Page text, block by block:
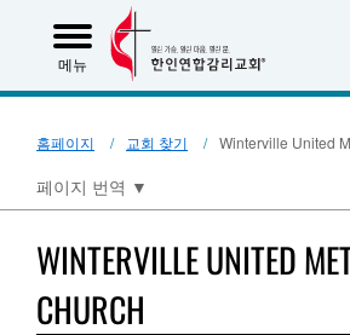
메뉴
홈페이지 교회 찾기 Winterville United
페이지 번역 ▼
WINTERVILLE UNITED
CHURCH